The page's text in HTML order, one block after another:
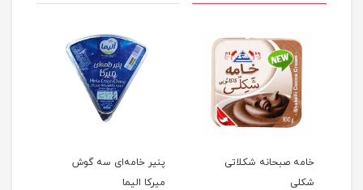
خامه صبحانه شکلاتی
شکلی
پنیر خامه‌ای سه گوش
میرکا الیما